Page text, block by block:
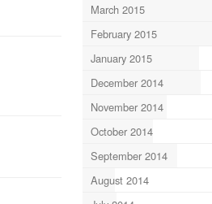
March 2015
February 2015
January 2015
December 2014
November 2014
October 2014
September 2014
August 2014